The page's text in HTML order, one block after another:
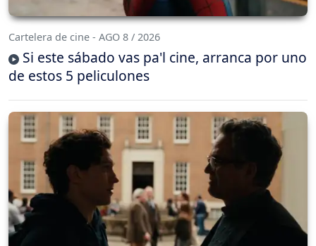
Cartelera de cine - AGO 8 / 2026
Si este sábado vas pa'l cine, arranca por uno
de estos 5 peliculones